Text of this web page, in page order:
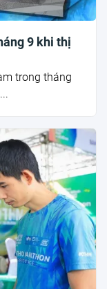
9 khi thị
trong tháng